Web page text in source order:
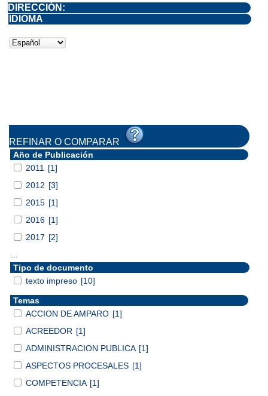
DIRECCIÓN:
IDIOMA
REFINAR O COMPARAR
Año de Publicación
2011
[1]
2012 [3]
2015 [1]
2016 [1]
2017 [2]
Tipo de documento
texto impreso [10]
Temas
ACCION DE AMPARO [1]
ACREEDOR [1]
ADMINISTRACION PUBLICA [1]
ASPECTOS PROCESALES [1]
COMPETENCIA [1]